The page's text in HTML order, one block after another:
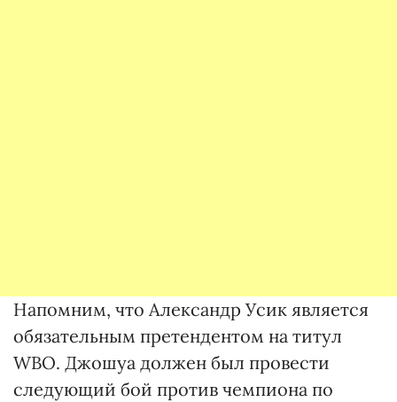
Напомним, что Александр Усик является
обязательным претендентом на титул
WBO. Джошуа должен был провести
следующий бой против чемпиона по